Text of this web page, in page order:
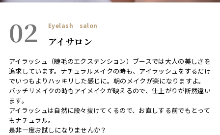
02 Eyelash salon
アイサロン
アイラッシュ（睫毛のエクステンション）ブースでは大人の美しさを
追求しています。ナチュラルメイクの時も、アイラッシュをするだけ
でいつもよりハッキリした感じに。朝のメイクが楽になりますよ。
バッチリメイクの時もアイメイクが映えるので、仕上がりが断然違い
ます。
アイラッシュは自然に段々抜けてくるので、お直しする前でもとって
もナチュラル。
是非一度お試しになりませんか？